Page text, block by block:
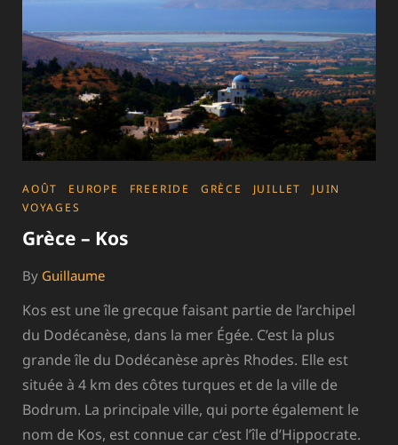
CATEGORIES
AOÛT EUROPE FREERIDE GRÈCE JUILLET
JUIN
VOYAGES
Grèce – Kos
By Guillaume
Kos est une île grecque faisant partie de l’archipel
du Dodécanèse, dans la mer Égée. C’est la plus
grande île du Dodécanèse après Rhodes. Elle est
située à 4 km des côtes turques et de la ville de
Bodrum. La principale ville, qui porte également le
nom de Kos, est connue car c’est l’île d’Hippocrate.